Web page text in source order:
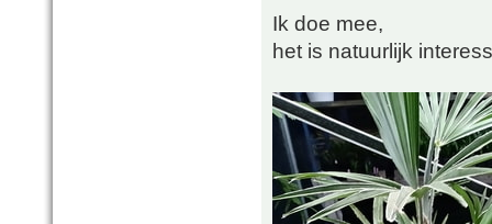
Ik doe mee,
het is natuurlijk